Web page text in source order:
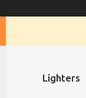
Lighters